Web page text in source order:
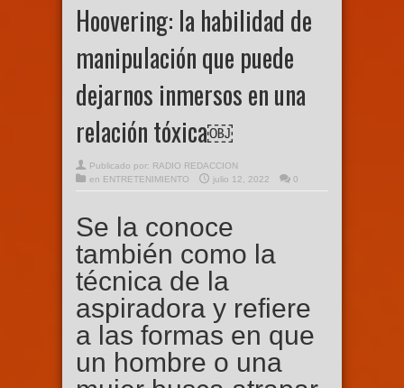
Hoovering: la habilidad de
manipulación que puede
dejarnos inmersos en una
relación tóxica￼
Publicado por: RADIO REDACCION
en ENTRETENIMIENTO julio 12, 2022 0
Se la conoce
también como la
técnica de la
aspiradora y refiere
a las formas en que
un hombre o una